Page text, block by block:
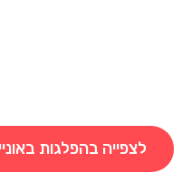
לצפייה בהפלגות באונייה